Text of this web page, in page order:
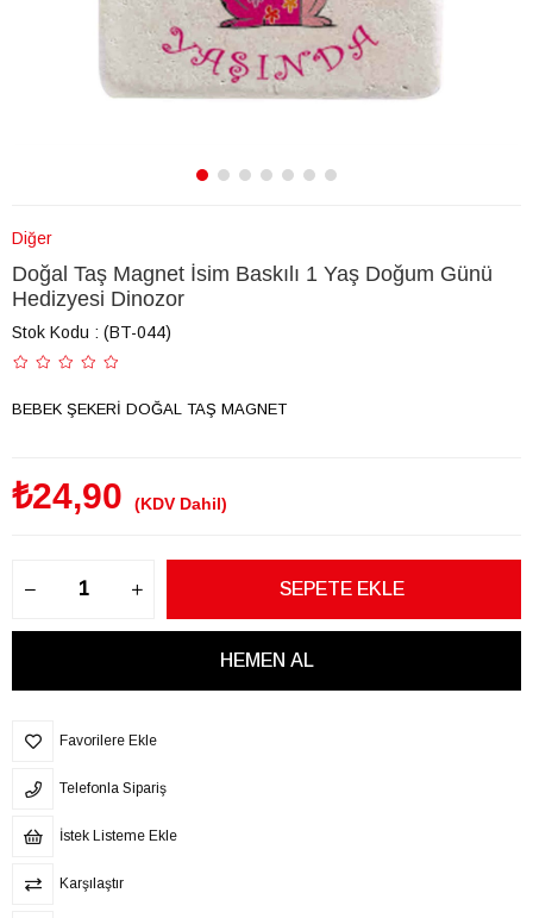
Diğer
Doğal Taş Magnet İsim Baskılı 1 Yaş Doğum Günü
Hedizyesi Dinozor
Stok Kodu (BT-044)
BEBEK ŞEKERİ DOĞAL TAŞ MAGNET
₺24,90 (KDV Dahil)
Favorilere Ekle
Telefonla Sipariş
İstek Listeme Ekle
Karşılaştır